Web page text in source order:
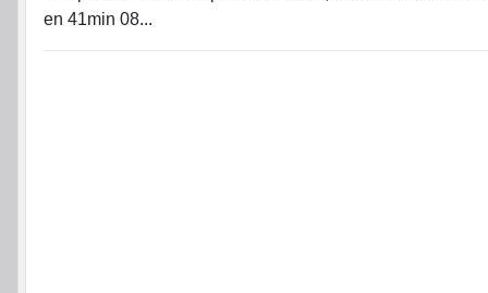
en 41min 08...